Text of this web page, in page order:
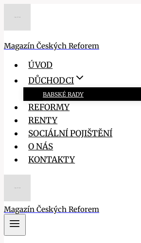
Magazín Českých Reforem
ÚVOD
DŮCHODCI
BABSKÉ RADY
REFORMY
RENTY
SOCIÁLNÍ POJIŠTĚNÍ
O NÁS
KONTAKTY
Magazín Českých Reforem